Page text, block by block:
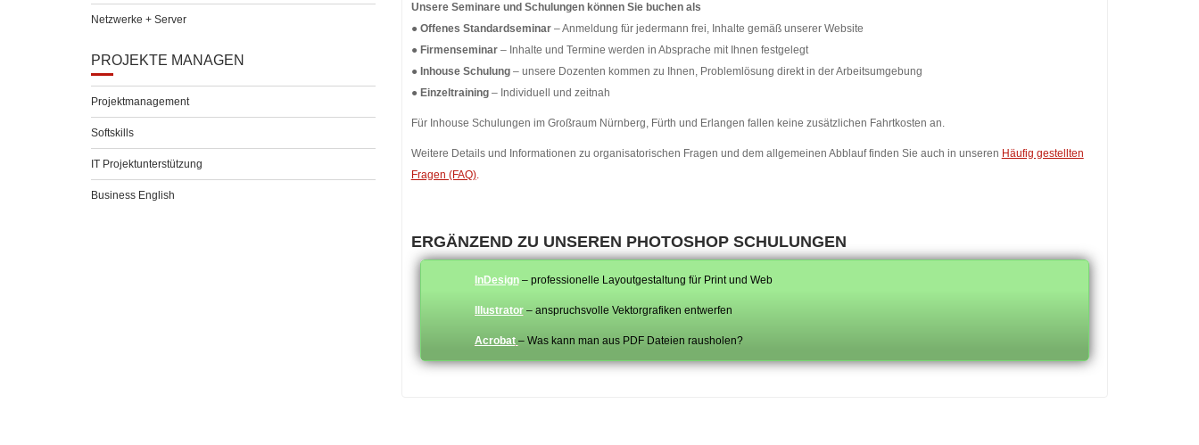
Unsere Seminare und Schulungen können Sie buchen als
● Offenes Standardseminar – Anmeldung für jedermann frei, Inhalte gemäß unserer Website
● Firmenseminar– Inhalte und Termine werden in Absprache mit Ihnen festgelegt
● Inhouse Schulung– unsere Dozenten kommen zu Ihnen, Problemlösung direkt in der Arbeitsumgebung
● Einzeltraining – Individuell und zeitnah
Für Inhouse Schulungen im Großraum Nürnberg, Fürth und Erlangen fallen keine zusätzlichen Fahrtkosten an.
Weitere Details und Informationen zu organisatorischen Fragen und dem allgemeinen Abblauf finden Sie auch in unseren Häufig gestellten
Fragen (FAQ).
ERGÄNZEND ZU UNSEREN PHOTOSHOP SCHULUNGEN
InDesign– professionelle Layoutgestaltung für Print und Web
Illustrator– anspruchsvolle Vektorgrafiken entwerfen
Acrobat – Was kann man aus PDF Dateien rausholen?
Netzwerke + Server
PROJEKTE MANAGEN
Projektmanagement
Softskills
IT Projektunterstützung
Business English